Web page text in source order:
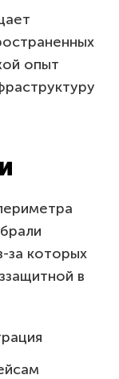
опыт
за которых
в